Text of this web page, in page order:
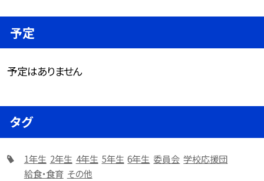
予定
予定はありません
タグ
1年生 2年生 4年生 5年生 6年生 委員会 学校応援団
給食・食育 その他